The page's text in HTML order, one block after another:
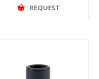
REQUEST